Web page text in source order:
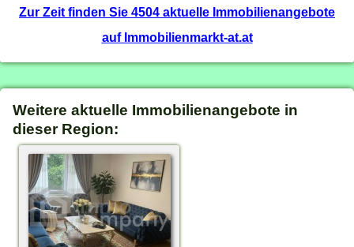
Zur Zeit finden Sie 4504 aktuelle Immobilienangebote
auf Immobilienmarkt-at.at
Weitere aktuelle Immobilienangebote in
dieser Region: